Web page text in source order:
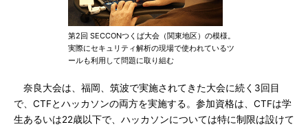
第2回 SECCONつくば大会（関東地区）の模様。
実際にセキュリティ解析の現場で使われているツ
ールも利用して問題に取り組む
奈良大会は、福岡、筑波で実施されてきた大会に続く3回目
で、CTFとハッカソンの両方を実施する。参加資格は、CTFは学
生あるいは22歳以下で、ハッカソンについては特に制限は設けて